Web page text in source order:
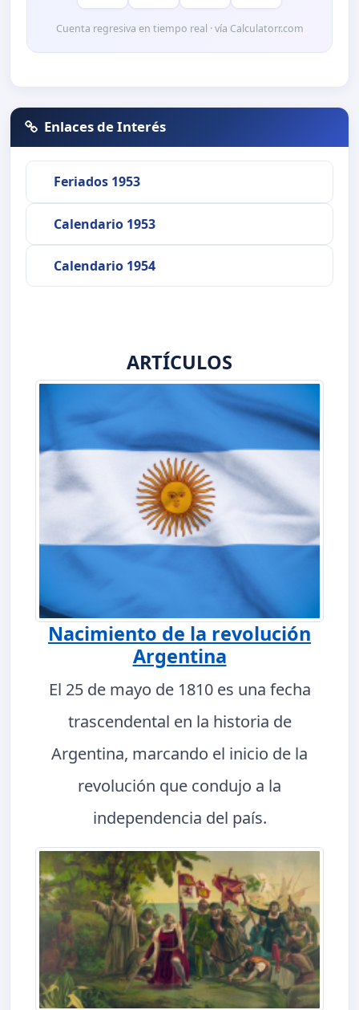
Cuenta regresiva en tiempo real · vía Calculatorr.com
Enlaces de Interés
Feriados 1953
Calendario 1953
Calendario 1954
ARTÍCULOS
Nacimiento de la revolución
Argentina
El 25 de mayo de 1810 es una fecha
trascendental en la historia de
Argentina, marcando el inicio de la
revolución que condujo a la
independencia del país.